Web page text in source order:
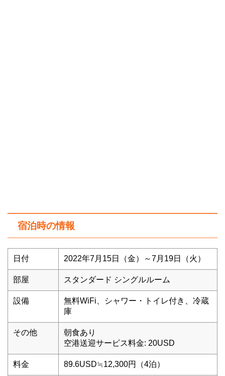
宿泊時の情報
日付 2022年7月15日（金）～7月19日（火）
部屋 スタンダード シングルルーム
設備
無料WiFi、シャワー・トイレ付き、冷蔵
庫
その他
朝食あり
空港送迎サービス料金: 20USD
料金 89.6USD≒12,300円（4泊）